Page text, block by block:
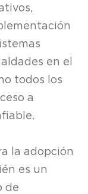
en el
todos los
a
la adopción
es un
de